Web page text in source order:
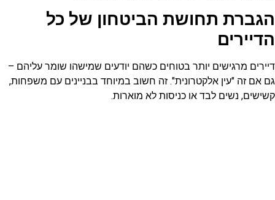
הגברת תחושת הביטחון של כל
הדיירים
דיירים מרגישים יותר בטוחים כשהם יודעים שמישהו שומר עליהם –
גם אם זה "עין אלקטרונית". זה חשוב במיוחד בבניינים עם משפחות,
קשישים, נשים לבד או כניסות לא מוארות.